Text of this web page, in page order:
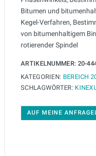
Bitumen und
Kegel-Verfahren,
von bitumenhaltigem
rotierender Spindel
ARTIKELNUMMER: 20-
KATEGORIEN: BEREICH
SCHLAGWÖRTER:
AUF MEINE